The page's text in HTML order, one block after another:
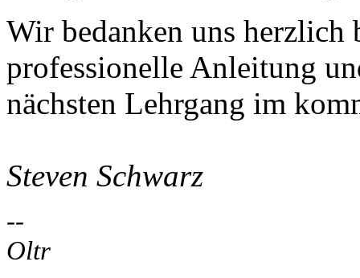
Wir bedanken uns
professionelle Anleitung
nächsten Lehrgang im
Steven Schwarz
--
Oltr